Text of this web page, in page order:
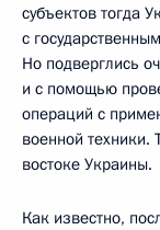
субъектов тогда
с
Но подверглись
и с помощью
операций с
военной техники.
востоке Украины.
Как известно,